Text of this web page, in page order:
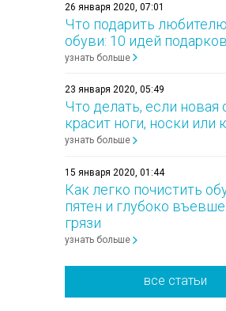
26 января 2020, 07:01
Что подарить
обуви: 10 идей подарков
узнать больше
23 января 2020, 05:49
Что делать, если новая
красит ноги, носки или
узнать больше
15 января 2020, 01:44
Как легко почистить
пятен и глубоко
грязи
узнать больше
все статьи